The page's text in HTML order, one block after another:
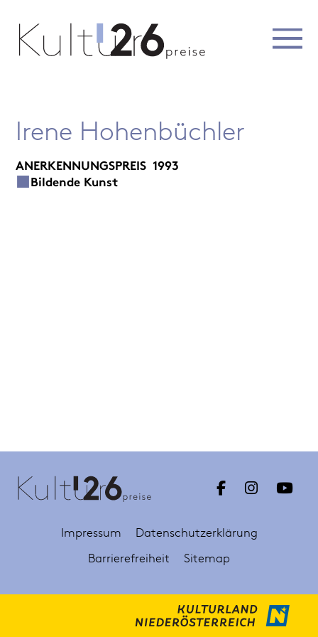
Irene Hohenbüchler
ANERKENNUNGSPREIS 1993
Bildende Kunst
Impressum
Datenschutzerklärung
Barrierefreiheit
Sitemap